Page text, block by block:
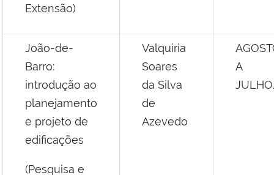
Extensão)
João-de-
Barro:
introdução ao
planejamento
e projeto de
edificações
(Pesquisa e
Valquiria
Soares
da Silva
de
Azevedo
A